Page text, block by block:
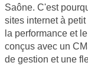
Saône. C'est
sites internet à
la performance et
conçus avec un
de gestion et une